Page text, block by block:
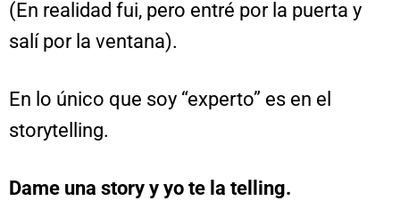
(En realidad fui, pero entré por la puerta y
salí por la ventana).
En lo único que soy “experto” es en el
storytelling.
Dame una story y yo te la telling.